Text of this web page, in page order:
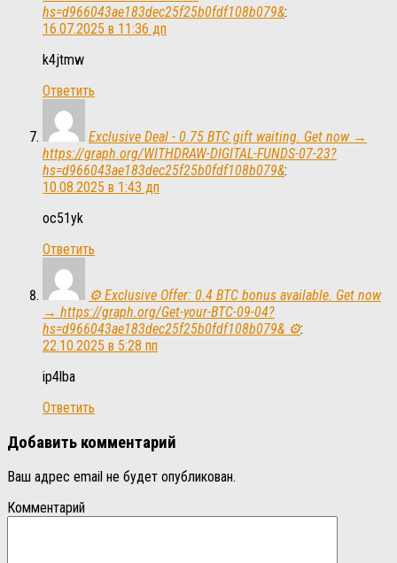
hs=d966043ae183dec25f25b0fdf108b079&:
16.07.2025 в 11:36 дп
k4jtmw
Ответить
Exclusive Deal - 0.75 BTC gift waiting. Get now →
https://graph.org/WITHDRAW-DIGITAL-FUNDS-07-23?
hs=d966043ae183dec25f25b0fdf108b079&:
10.08.2025 в 1:43 дп
oc51yk
Ответить
⚙ Exclusive Offer: 0.4 BTC bonus available. Get now
→ https://graph.org/Get-your-BTC-09-04?
hs=d966043ae183dec25f25b0fdf108b079& ⚙:
22.10.2025 в 5:28 пп
ip4lba
Ответить
Добавить комментарий
Ваш адрес email не будет опубликован.
Комментарий